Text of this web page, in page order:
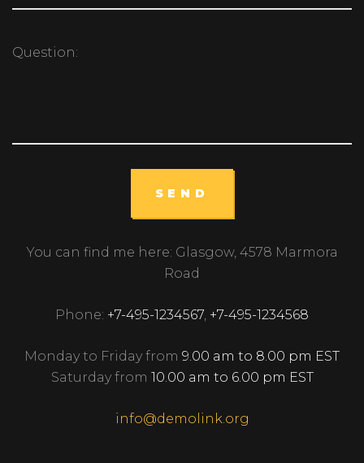
SEND
You can find me here: Glasgow, 4578 Marmora
Road
Phone: +7-495-1234567 +7-495-1234568
Monday to Friday from 9.00 am to 8.00 pm EST
Saturday from 10.00 am to 6.00 pm EST
info@demolink.org